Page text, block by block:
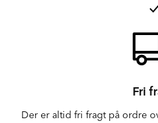
Fri
Der er altid fri fragt på ordre